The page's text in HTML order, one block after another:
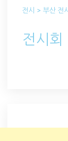
전시 > 부산 전시
전시회